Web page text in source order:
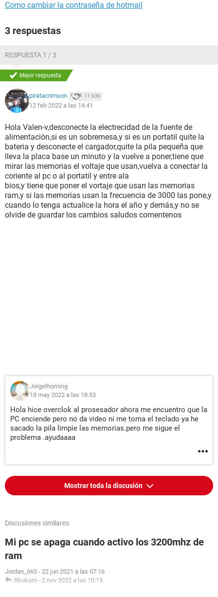
Como cambiar la contraseña de hotmail
3 respuestas
RESPUESTA 1 / 3
Mejor respuesta
piratacrimson 11.636
12 feb 2022 a las 14:41
Hola Valen-v,desconecte la electrecidad de la fuente de
alimentación,si es un sobremesa,y si es un portatil quite la
bateria y desconecte el cargador,quite la pila pequeña que
lleva la placa base un minuto y la vuelve a poner,tiene que
mirar las memorias el voltaje que usan,vuelva a conectar la
coriente al pc o al portatil y entre ala
bios,y tiene que poner el vortaje que usan las memorias
ram,y si las memorias usan la frecuencia de 3000 las pone,y
cuando lo tenga actualice la hora el año y demás,y no se
olvide de guardar los cambios saludos comentenos
Jorgethorning
18 may 2022 a las 18:53
Hola hice overclok al prosesador ahora me encuentro que la
PC enciende pero no da video ni me toma el teclado ya he
sacado la pila limpie las memorias.pero me sigue el
problema .ayudaaaa
Mostrar toda la discusión
Discusiones similares
Mi pc se apaga cuando activo los 3200mhz de
ram
Jordan_665 - 22 jun 2021 a las 07:16
Bkokum - 2 nov 2022 a las 10:15